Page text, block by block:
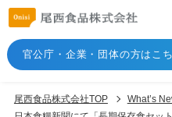
官公庁・企業・団体の方はこ
尾西食品株式会社TOP
What’s